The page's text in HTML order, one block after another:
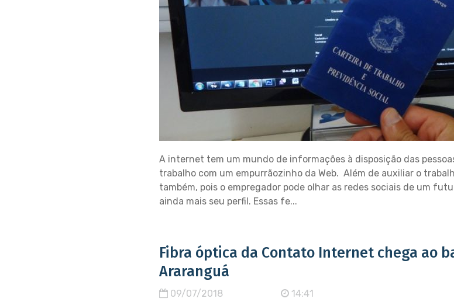
A internet tem um mundo de informações à disposição das
trabalho com um empurrãozinho da Web. Além de auxiliar o
também, pois o empregador pode olhar as redes sociais de um
ainda mais seu perfil. Essas fe...
Fibra óptica da Contato Internet chega ao
Araranguá
09/07/2018 14:41